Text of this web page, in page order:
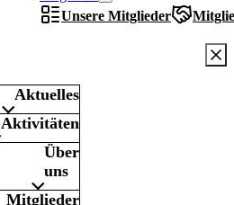
Unsere Mitglieder
Aktuelles
Aktivitäten
Über
uns
Mitglieder